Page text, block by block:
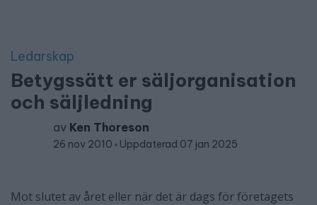
Ledarskap
Betygssätt er säljorganisation
och säljledning
av Ken Thoreson
26 nov 2010 Uppdaterad 07 jan 2025
Mot slutet av året eller när det är dags för företagets